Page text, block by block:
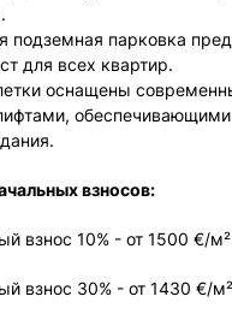
подземная парковка
для всех квартир.
оснащены
взносов:
взнос 10% - от 1500 €/м²
взнос 30% - от 1430 €/м²